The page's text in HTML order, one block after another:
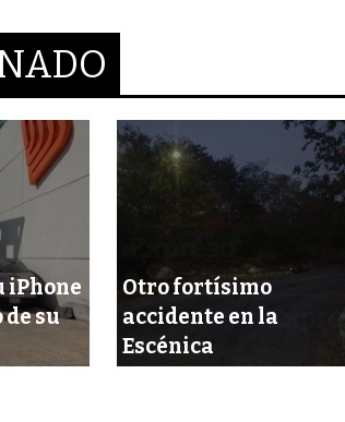
iPhone
de su
Otro fortísimo
accidente en la
Escénica